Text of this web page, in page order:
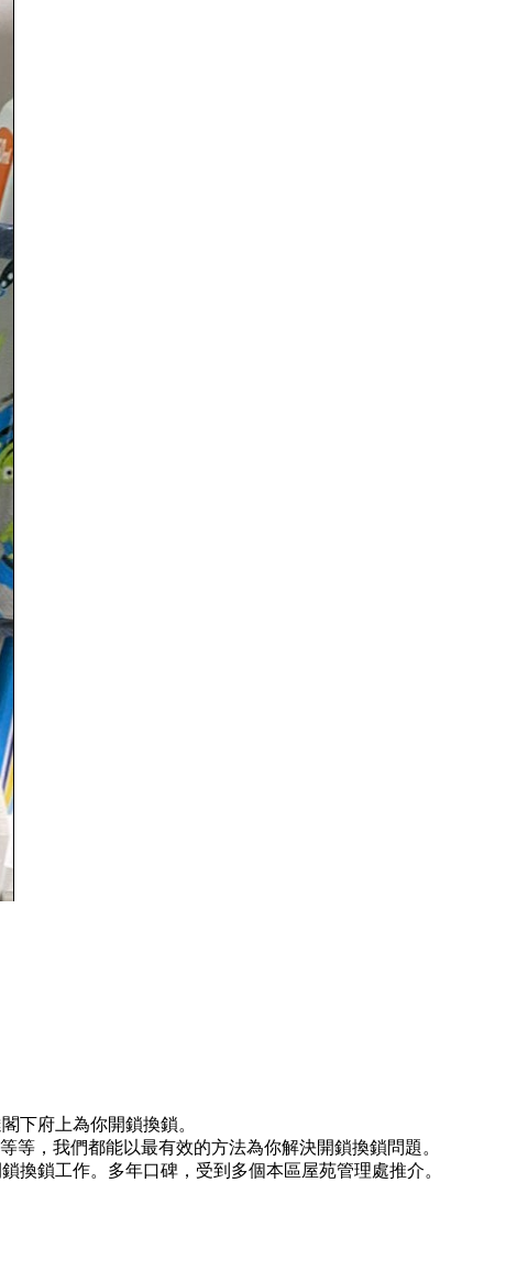
下府上為你開鎖換鎖。
等，我們都能以最有效的方法為你解決開鎖換鎖問題。
換鎖工作。多年口碑，受到多個本區屋苑管理處推介。